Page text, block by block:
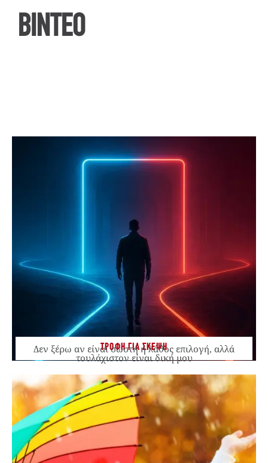
ΒΙΝΤΕΟ
ΤΡΟΦΗ ΓΙΑ ΣΚΕΨΗ
Δεν ξέρω αν είναι σωστή ή λάθος επιλογή, αλλά
τουλάχιστον είναι δική μου